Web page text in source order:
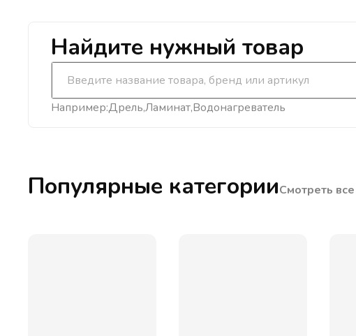
Найдите нужный товар
Например:ДрельЛаминатВодонагреватель
Популярные категорииСмотреть все